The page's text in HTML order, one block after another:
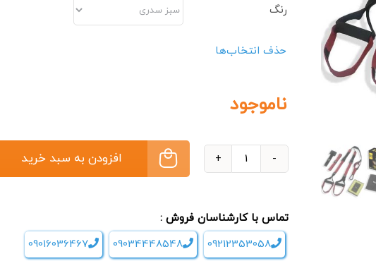
رنگ
حذف انتخاب‌ها
ناموجود
تی
آر
ایکس
تماس با کارشناسان فروش :
09212353058
09034448548
09016036467